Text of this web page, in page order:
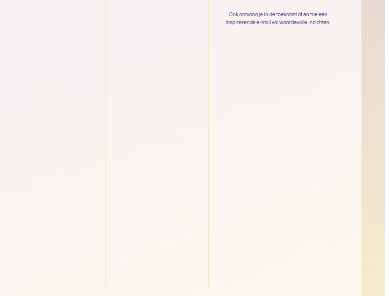
Alternative:
Ook ontvang je in de toekomst af en toe een
inspirerende e-mail vol waardevolle inzichten.